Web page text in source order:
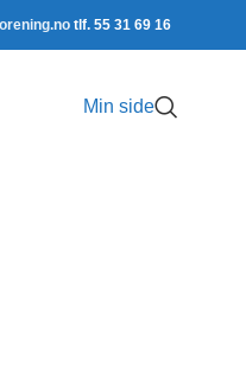
tlf. 55 31 69 16
Min side